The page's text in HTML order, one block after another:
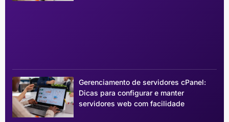
Gerenciamento de servidores cPanel:
Dicas para configurar e manter
servidores web com facilidade